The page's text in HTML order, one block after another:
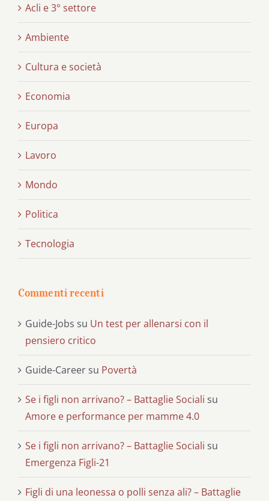
Acli e 3° settore
Ambiente
Cultura e società
Economia
Europa
Lavoro
Mondo
Politica
Tecnologia
Commenti recenti
Guide-Jobs su Un test per allenarsi con il
pensiero critico
Guide-Career su Povertà
Se i figli non arrivano? – Battaglie Sociali su
Amore e performance per mamme 4.0
Se i figli non arrivano? – Battaglie Sociali su
Emergenza Figli-21
Figli di una leonessa o polli senza ali? – Battaglie